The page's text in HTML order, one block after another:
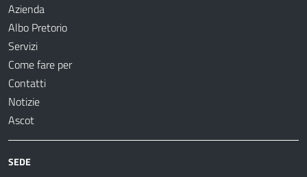
Azienda
Albo Pretorio
Servizi
Come fare per
Contatti
Notizie
Ascot
SEDE